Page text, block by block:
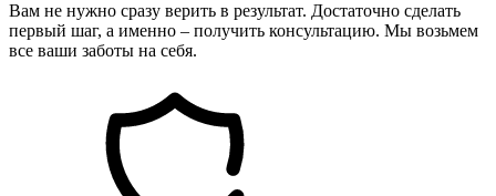
Вам не нужно сразу верить в результат. Достаточно сделать
первый шаг, а именно – получить консультацию. Мы возьмем
все ваши заботы на себя.